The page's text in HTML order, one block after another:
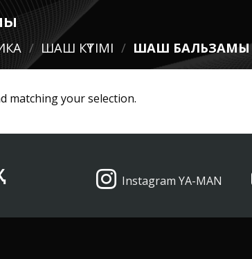
/ ШАШ КҮТІМІ / ШАШ БАЛЬЗАМЫ
matching your selection.
Instagram YA-MAN